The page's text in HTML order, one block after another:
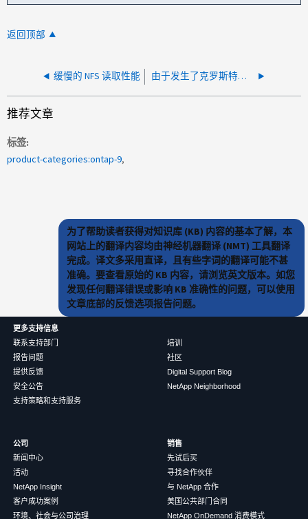
返回顶部
缓慢的 NFS 读取性能 由于发生了克罗斯特事件，在 CIFS 共享上打开 PDF ， Excel ， Word ， PowerPoint 或其他文件类型的速度较慢
推荐文章
标签
product-categories:ontap-9
为了帮助读者获得对知识库 (KB) 内容的基本了解，本
网站上的翻译内容均由神经机器翻译 (NMT) 工具翻译
完成。译文多采用直译，且有些字词的翻译可能不甚
准确。要查看原始的 KB 内容，请浏览英文版本。如您
发现任何翻译错误或影响 KB 准确性的问题，可以使用
文章底部的反馈选项报告问题。
更多支持信息
联系支持部门
报告问题
提供反馈
安全公告
支持策略和支持服务
培训
社区
Digital Support Blog
NetApp Neighborhood
公司
新闻中心
活动
NetApp Insight
客户成功案例
环境、社会与公司治理
销售
先试后买
寻找合作伙伴
与 NetApp 合作
美国公共部门合同
NetApp OnDemand 消费模式